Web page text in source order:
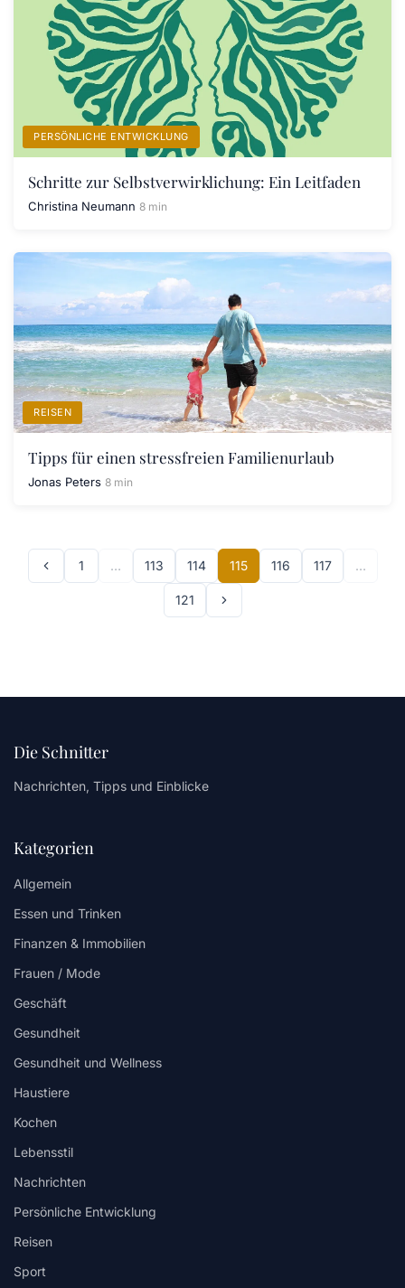
PERSÖNLICHE ENTWICKLUNG
Schritte zur Selbstverwirklichung: Ein Leitfaden
Christina Neumann 8 min
REISEN
Tipps für einen stressfreien Familienurlaub
Jonas Peters 8 min
1 … 113 114 115 116 117 …
121
Die Schnitter
Nachrichten, Tipps und Einblicke
Kategorien
Allgemein
Essen und Trinken
Finanzen & Immobilien
Frauen / Mode
Geschäft
Gesundheit
Gesundheit und Wellness
Haustiere
Kochen
Lebensstil
Nachrichten
Persönliche Entwicklung
Reisen
Sport